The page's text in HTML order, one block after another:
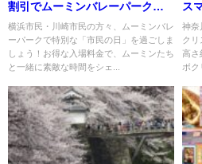
割引でムーミンバレーパーク
へ！
横浜市民・川崎市民の方々、ムーミンバレ
ーパークで特別な「市民の日」を過ごしま
しょう！お得な入場料金で、ムーミンたち
と一緒に素敵な時間をシェ...
ス
～
神奈
クリ
高さ
ボク